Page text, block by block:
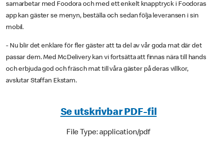
samarbetar med Foodora och med ett enkelt knapptryck i Foodoras
app kan gäster se menyn, beställa och sedan följa leveransen i sin
mobil.
- Nu blir det enklare för fler gäster att ta del av vår goda mat där det
passar dem. Med McDelivery kan vi fortsätta att finnas nära till hands
och erbjuda god och fräsch mat till våra gäster på deras villkor,
avslutar Staffan Ekstam.
Se utskrivbar PDF-fil
File Type: application/pdf